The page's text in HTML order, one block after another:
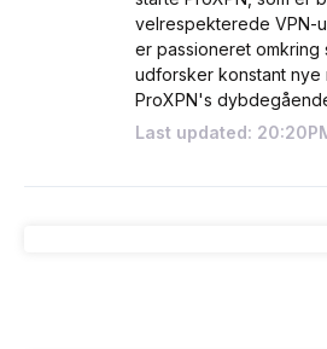
velrespekterede VPN-
er passioneret omkring
udforsker konstant
ProXPN's
Last updated: